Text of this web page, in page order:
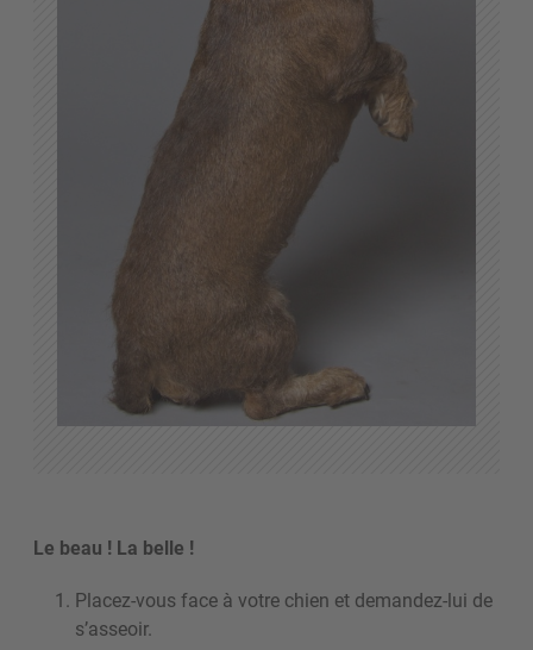
Le beau ! La belle !
Placez-vous face à votre chien et demandez-lui de
s’asseoir.